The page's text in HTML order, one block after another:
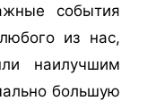
события
из нас,
наилучшим
большую